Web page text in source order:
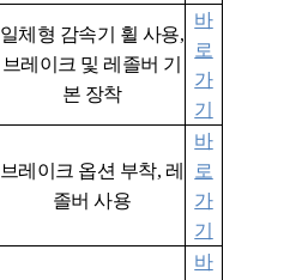
일체형 감속기 휠 사용,
브레이크 및 레졸버 기
본 장착
바
로
가
기
브레이크 옵션 부착, 레
졸버 사용
바
로
가
기
바